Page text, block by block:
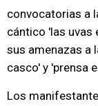
convocatorias a
cántico 'las uvas
sus amenazas a
casco' y 'prensa
Los